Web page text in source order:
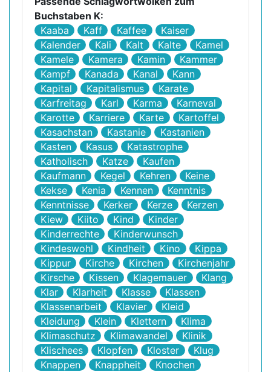
Buchstaben K:
Kaaba
Kaff Kaffee
Kaiser
Kalender
Kali Kalt Kalte
Kamel
Kamele
Kamera Kamin
Kammer
Kampf
Kanada Kanal
Kann
Kapital
Kapitalismus
Karate
Karfreitag
Karl Karma
Karneval
Karotte
Karriere Karte
Kartoffel
Kasachstan
Kastanie
Kastanien
Kasten
Kasus
Katastrophe
Katholisch
Katze
Kaufen
Kaufmann
Kegel Kehren
Keine
Kekse
Kenia Kennen
Kenntnis
Kenntnisse
Kerker Kerze
Kerzen
Kiew
Kiito Kind
Kinder
Kinderrechte
Kinderwunsch
Kindeswohl
Kindheit Kino
Kippa
Kippur
Kirche Kirchen
Kirchenjahr
Kirsche
Kissen Klagemauer
Klang
Klar
Klarheit Klasse
Klassen
Klassenarbeit
Klavier
Kleid
Kleidung
Klein Klettern
Klima
Klimaschutz
Klimawandel
Klinik
Klischees
Klopfen Kloster
Klug
Knappen
Knappheit
Knochen